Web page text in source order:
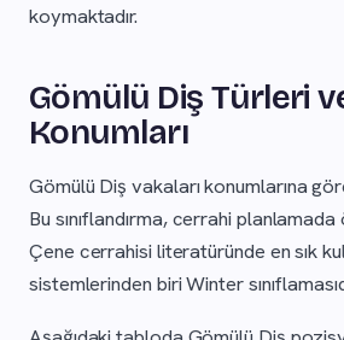
koymaktadır.
Gömülü Diş Türleri
Konumları
Gömülü Diş vakaları konumlarına göre
Bu sınıflandırma, cerrahi
Çene cerrahisi literatüründe en sık
sistemlerinden biri Winter